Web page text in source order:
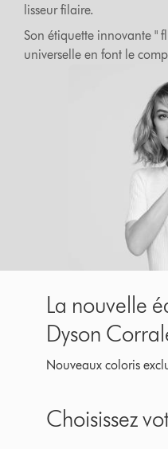
lisseur filaire.
Son étiquette innovante "
universelle en font le
La nouvelle
Dyson
Nouveaux coloris
Choisissez